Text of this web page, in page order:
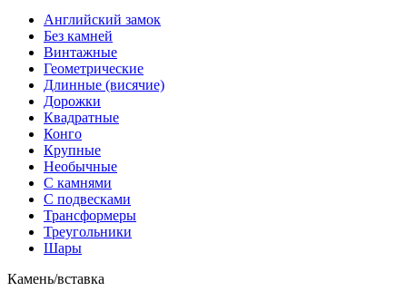
Английский замок
Без камней
Винтажные
Геометрические
Длинные (висячие)
Дорожки
Квадратные
Конго
Крупные
Необычные
С камнями
С подвесками
Трансформеры
Треугольники
Шары
Камень/вставка